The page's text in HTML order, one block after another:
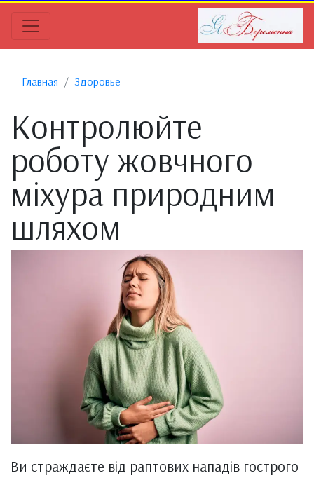
Главная Здоровье
Контролюйте
роботу жовчного
міхура природним
шляхом
Ви страждаєте від раптових нападів гострого